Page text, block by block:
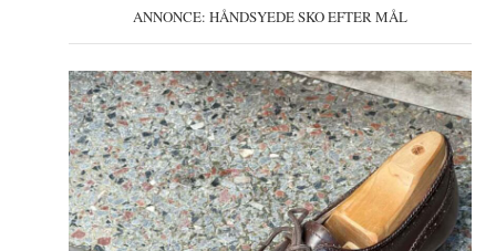
ANNONCE: HÅNDSYEDE SKO EFTER MÅL